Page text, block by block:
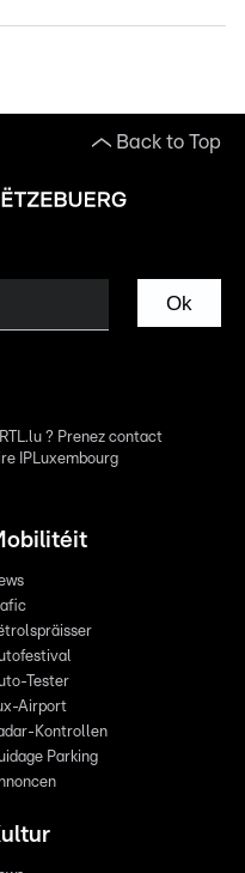
Back to Top
Ok
? Prenez contact
IPLuxembourg
Tester
Airport
Kontrollen
Parking